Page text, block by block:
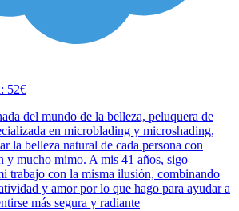
52€
del mundo de la belleza, peluquera de
en microblading y microshading,
la belleza natural de cada persona con
y mucho mimo. A mis 41 años, sigo
trabajo con la misma ilusión, combinando
y amor por lo que hago para ayudar a
más segura y radiante